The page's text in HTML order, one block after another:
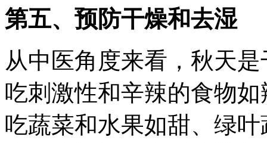
第五、预防干燥和去湿
从中医角度来看，秋天
吃刺激性和辛辣的食物
吃蔬菜和水果如甜、绿